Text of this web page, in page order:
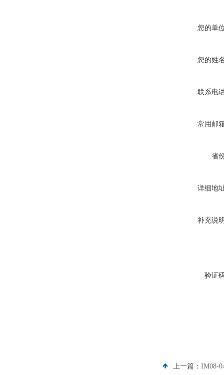
您的单
您的姓
联系电
常用邮
省
详细地
补充说
验证
上一篇： IM08-